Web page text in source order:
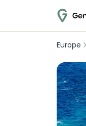
Europe